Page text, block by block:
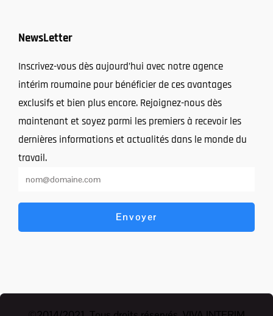
NewsLetter
Inscrivez-vous dès aujourd’hui avec notre agence
intérim roumaine pour bénéficier de ces avantages
exclusifs et bien plus encore. Rejoignez-nous dès
maintenant et soyez parmi les premiers à recevoir les
dernières informations et actualités dans le monde du
travail.
Envoyer